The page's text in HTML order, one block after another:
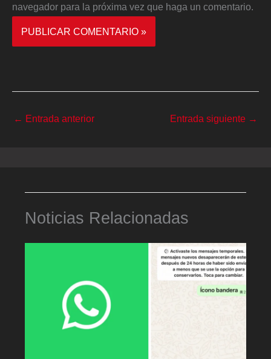
navegador para la próxima vez que haga un comentario.
← Entrada anterior Entrada siguiente →
Noticias Relacionadas